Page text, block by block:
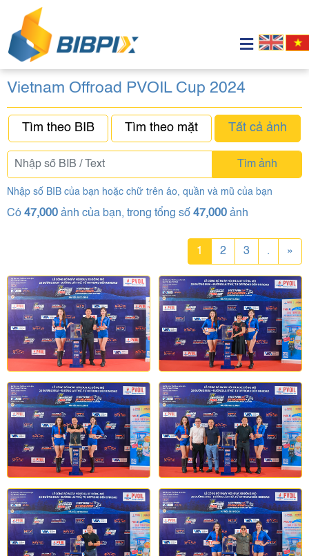
Vietnam Offroad PVOIL Cup 2024
Tìm theo BIB Tìm theo mặt Tất cả ảnh
Tìm ảnh
Nhập số BIB của bạn hoặc chữ trên áo, quần và mũ của bạn
Có 47,000 ảnh của bạn, trong tổng số 47,000 ảnh
1 2 3 . »